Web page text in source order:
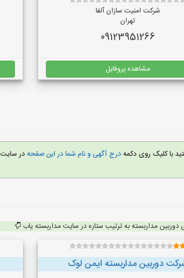
شرکت امنیت سازان آلفا
تهران
09123951266
مشاهده پروفایل
با کلیک روی دکمهدرج آگهی و نام شما در این صفحهدر سایت
دوربین مداربسته به ترتیب ستاره در سایت مداربسته یاب
دوربین مداربسته ایمن لوک